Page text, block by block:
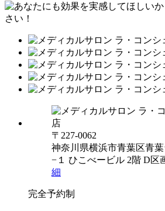
〒227-0062
神奈川県横浜市青葉区青
−１ ひこべービル 2階 D
細
完全予約制